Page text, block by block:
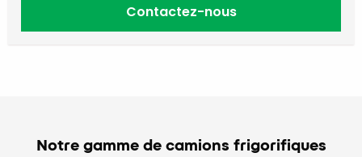
Contactez-nous
Notre gamme de camions frigorifiques